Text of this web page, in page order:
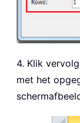
4. Klik
met het